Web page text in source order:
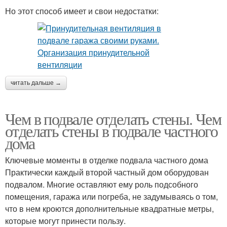
Но этот способ имеет и свои недостатки:
читать дальше →
Чем в подвале отделать стены. Чем
отделать стены в подвале частного
дома
Ключевые моменты в отделке подвала частного дома
Практически каждый второй частный дом оборудован
подвалом. Многие оставляют ему роль подсобного
помещения, гаража или погреба, не задумываясь о том,
что в нем кроются дополнительные квадратные метры,
которые могут принести пользу.